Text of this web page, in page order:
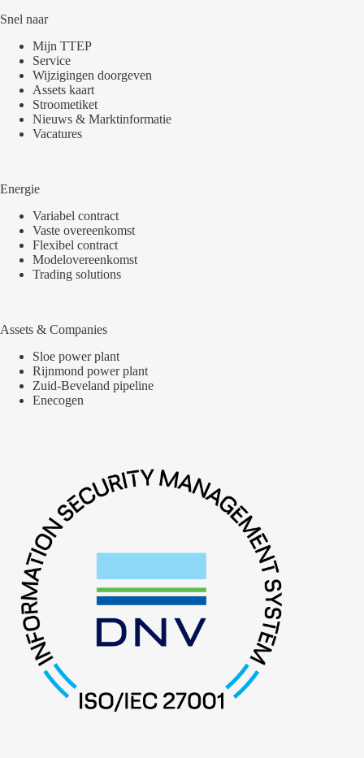
Snel naar
Mijn TTEP
Service
Wijzigingen doorgeven
Assets kaart
Stroometiket
Nieuws & Marktinformatie
Vacatures
Energie
Variabel contract
Vaste overeenkomst
Flexibel contract
Modelovereenkomst
Trading solutions
Assets & Companies
Sloe power plant
Rijnmond power plant
Zuid-Beveland pipeline
Enecogen